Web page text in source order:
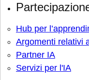
Hub per
Argomenti relativi
Partner IA
Servizi per l'IA